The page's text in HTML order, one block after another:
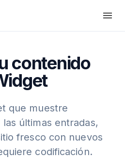
contenido
que muestre
últimas entradas,
fresco con nuevos
codificación.